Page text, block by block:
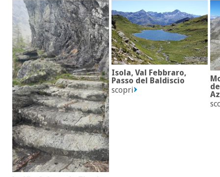
Isola, Val Febbraro,
Passo del Baldiscio
scopri